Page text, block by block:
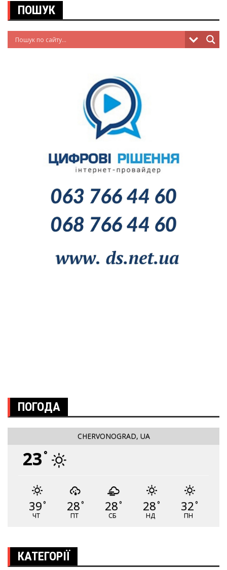
ПОШУК
ПОГОДА
CHERVONOGRAD, UA
23 °
39°
ЧТ
28°
ПТ
28°
СБ
28°
НД
32°
ПН
КАТЕГОРІЇ